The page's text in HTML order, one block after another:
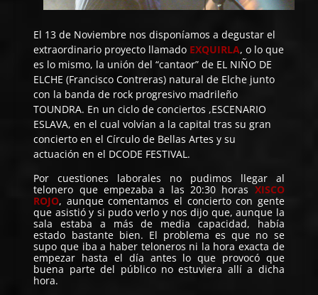
El 13 de Noviembre nos disponíamos a degustar el
extraordinario proyecto llamado EXQUIRLA, o lo que
es lo mismo, la unión del “cantaor” de EL NIÑO DE
ELCHE (Francisco Contreras) natural de Elche junto
con la banda de rock progresivo madrileño
TOUNDRA. En un ciclo de conciertos ,ESCENARIO
ESLAVA, en el cual volvían a la capital tras su gran
concierto en el Círculo de Bellas Artes y su
actuación en el DCODE FESTIVAL.
Por cuestiones laborales no pudimos llegar al
telonero que empezaba a las 20:30 horas XISCO
ROJO, aunque comentamos el concierto con gente
que asistió y si pudo verlo y nos dijo que, aunque la
sala estaba a más de media capacidad, había
estado bastante bien. El problema es que no se
supo que iba a haber teloneros ni la hora exacta de
empezar hasta el día antes lo que provocó que
buena parte del público no estuviera allí a dicha
hora.